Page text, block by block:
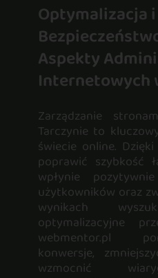
Optymalizacja i
Aspekty
Internetowych
Zarządzanie
Tarczynie to
świecie online.
poprawić szybkość
wpłynie
użytkowników oraz
wynikach
optymalizacyjne
webmentor.pl
konwersje,
wzmocnić